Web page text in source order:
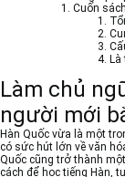
Cuốn
Làm chủ
người mới
Hàn Quốc vừa là một
có sức hút lớn về văn
Quốc cũng trở thành
cách để học tiếng Hàn,